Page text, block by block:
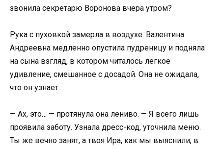
звонила секретарю Воронова вчера утром?
Рука с пуховкой замерла в воздухе. Валентина
Андреевна медленно опустила пудреницу и подняла
на сына взгляд, в котором читалось легкое
удивление, смешанное с досадой. Она не ожидала,
что он узнает.
— Ах, это… — протянула она лениво. — Я всего лишь
проявила заботу. Узнала дресс-код, уточнила меню.
Ты же вечно занят, а твоя Ира, как мы выяснили, в